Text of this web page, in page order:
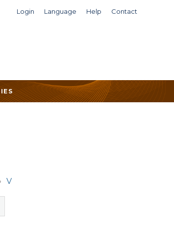
Login Language Help Contact
V